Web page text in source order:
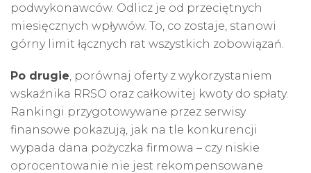
podwykonawców. Odlicz je od przeciętnych
miesięcznych wpływów. To, co zostaje, stanowi
górny limit łącznych rat wszystkich zobowiązań.
Po drugie , porównaj oferty z wykorzystaniem
wskaźnika RRSO oraz całkowitej kwoty do spłaty.
Rankingi przygotowywane przez serwisy
finansowe pokazują, jak na tle konkurencji
wypada dana pożyczka firmowa – czy niskie
oprocentowanie nie jest rekompensowane